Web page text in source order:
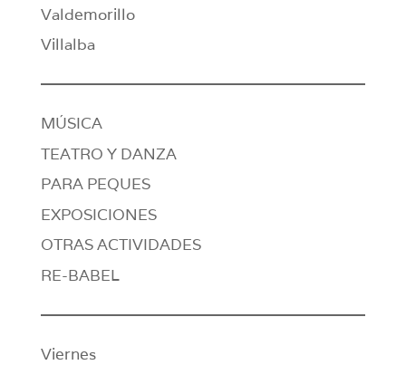
Valdemorillo
Villalba
MÚSICA
TEATRO Y DANZA
PARA PEQUES
EXPOSICIONES
OTRAS ACTIVIDADES
RE-BABEL
Viernes